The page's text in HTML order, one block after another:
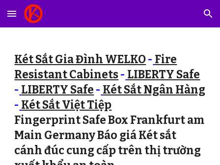
Skip to main content Skip to navigation
Két Sắt Gia Đình WELKO- Fire
Resistant Cabinets- LIBERTY Safe
- LIBERTY Safe - Két Sắt Ngân Hàng
- Két Sắt Việt Tiệp
Fingerprint Safe Box Frankfurt am
Main Germany Báo giá Két sắt
cánh đúc cung cấp trên thị trường